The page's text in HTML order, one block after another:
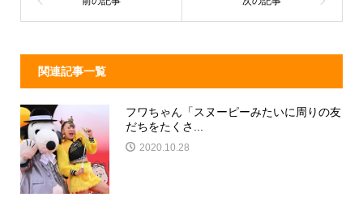
関連記事一覧
フワちゃん「スヌーピーみたいに周りの友
だちをたくさ...
2020.10.28